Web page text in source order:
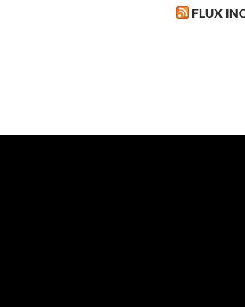
FLUX